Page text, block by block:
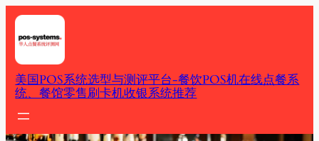
Skip
content
美国POS系统选型与测评平台-餐饮POS机在线点餐系
统、餐馆零售刷卡机收银系统推荐